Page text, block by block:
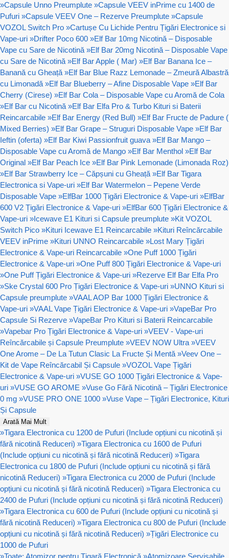
»Capsule Unno Preumplute »Capsule VEEV inPrime cu 1400 de
Pufuri »Capsule VEEV One – Rezerve Preumplute »Capsule
VOZOL Switch Pro »Cartușe Cu Lichide Pentru Țigări Electronice si
Vape-uri »Drifter Poco 600 »Elf Bar 10mg Nicotină – Disposable
Vape cu Sare de Nicotină »Elf Bar 20mg Nicotină – Disposable Vape
cu Sare de Nicotină »Elf Bar Apple ( Mar) »Elf Bar Banana Ice –
Banană cu Gheață »Elf Bar Blue Razz Lemonade – Zmeură Albastră
cu Limonadă »Elf Bar Blueberry – Afine Disposable Vape »Elf Bar
Cherry (Cirese) »Elf Bar Cola – Disposable Vape cu Aromă de Cola
»Elf Bar cu Nicotină »Elf Bar Elfa Pro & Turbo Kituri si Baterii
Reincarcabile »Elf Bar Energy (Red Bull) »Elf Bar Fructe de Padure (
Mixed Berries) »Elf Bar Grape – Struguri Disposable Vape »Elf Bar
Ieftin (oferta) »Elf Bar Kiwi Passionfruit guava »Elf Bar Mango –
Disposable Vape cu Aromă de Mango »Elf Bar Menthol »Elf Bar
Original »Elf Bar Peach Ice »Elf Bar Pink Lemonade (Limonada Roz)
»Elf Bar Strawberry Ice – Căpșuni cu Gheață »Elf Bar Tigara
Electronica si Vape-uri »Elf Bar Watermelon – Pepene Verde
Disposable Vape »ElfBar 1000 Țigări Electronice & Vape-uri »ElfBar
600 V2 Țigări Electronice & Vape-uri »ElfBar 600 Țigări Electronice &
Vape-uri »Icewave E1 Kituri si Capsule preumplute »Kit VOZOL
Switch Pico »Kituri Icewave E1 Reincarcabile »Kituri Reîncărcabile
VEEV inPrime »Kituri UNNO Reincarcabile »Lost Mary Țigări
Electronice & Vape-uri Reincarcabile »One Puff 1000 Țigări
Electronice & Vape-uri »One Puff 800 Țigări Electronice & Vape-uri
»One Puff Țigări Electronice & Vape-uri »Rezerve Elf Bar Elfa Pro
»Ske Crystal 600 Pro Țigări Electronice & Vape-uri »UNNO Kituri si
Capsule preumplute »VAAL AOP Bar 1000 Țigări Electronice &
Vape-uri »VAAL Vape Țigări Electronice & Vape-uri »VapeBar Pro
Capsule Si Rezerve »VapeBar Pro Kituri si Baterii Reincarcabile
»Vapebar Pro Țigări Electronice & Vape-uri »VEEV - Vape-uri
Reîncărcabile și Capsule Preumplute »VEEV NOW Ultra »VEEV
One Arome – De La Tutun Clasic La Fructe Și Mentă »Veev One –
Kit de Vape Reîncărcabil Și Capsule »VOZOL Vape Țigări
Electronice & Vape-uri »VUSE GO 1000 Țigări Electronice & Vape-
uri »VUSE GO AROME »Vuse Go Fără Nicotină – Țigări Electronice
0 mg »VUSE PRO ONE 1000 »Vuse Vape – Țigări Electronice, Kituri
Și Capsule
Arată Mai Mult
»Tigara Electronica cu 1200 de Pufuri (Include opțiuni cu nicotină și
fără nicotină Reduceri) »Tigara Electronica cu 1600 de Pufuri
(Include opțiuni cu nicotină și fără nicotină Reduceri) »Tigara
Electronica cu 1800 de Pufuri (Include opțiuni cu nicotină și fără
nicotină Reduceri) »Tigara Electronica cu 2000 de Pufuri (Include
opțiuni cu nicotină și fără nicotină Reduceri) »Tigara Electronica cu
2400 de Pufuri (Include opțiuni cu nicotină și fără nicotină Reduceri)
»Tigara Electronica cu 600 de Pufuri (Include opțiuni cu nicotină și
fără nicotină Reduceri) »Tigara Electronica cu 800 de Pufuri (Include
opțiuni cu nicotină și fără nicotină Reduceri) »Țigări Electronice cu
1000 de Pufuri
»Toate: Atomizor pentru Țigară Electronică »Atomizoare Servisabile